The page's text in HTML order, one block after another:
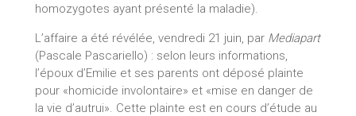
homozygotes ayant présenté la maladie).
L’affaire a été révélée, vendredi 21 juin, par Mediapart
(Pascale Pascariello) : selon leurs informations,
l’époux d’Emilie et ses parents ont déposé plainte
pour «homicide involontaire» et «mise en danger de
la vie d’autrui». Cette plainte est en cours d’étude au